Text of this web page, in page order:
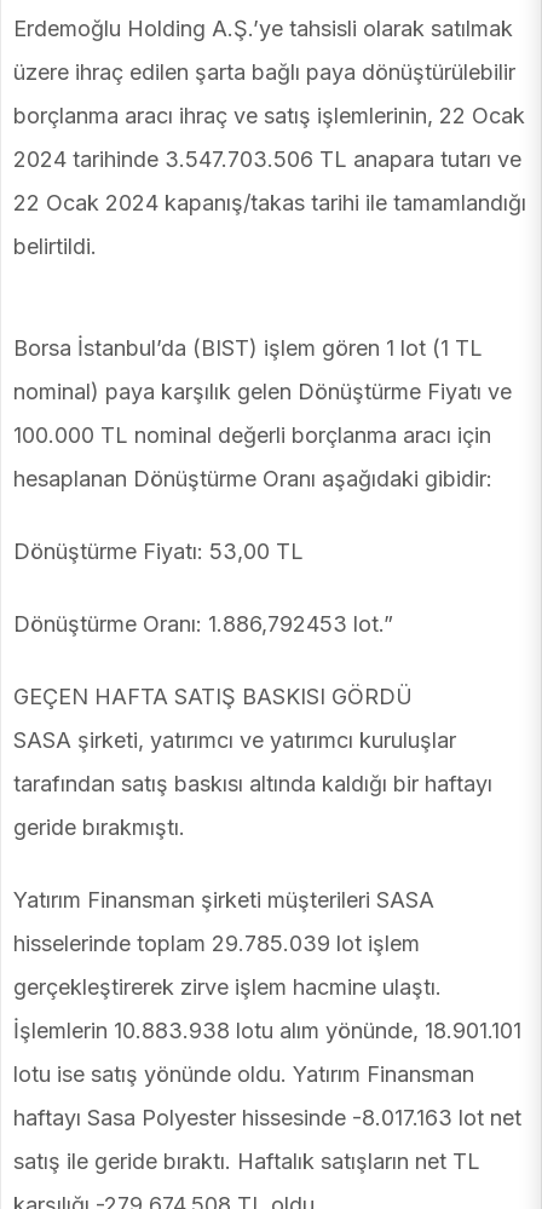
Erdemoğlu Holding A.Ş.’ye tahsisli olarak satılmak
üzere ihraç edilen şarta bağlı paya dönüştürülebilir
borçlanma aracı ihraç ve satış işlemlerinin, 22 Ocak
2024 tarihinde 3.547.703.506 TL anapara tutarı ve
22 Ocak 2024 kapanış/takas tarihi ile tamamlandığı
belirtildi.
Borsa İstanbul’da (BIST) işlem gören 1 lot (1 TL
nominal) paya karşılık gelen Dönüştürme Fiyatı ve
100.000 TL nominal değerli borçlanma aracı için
hesaplanan Dönüştürme Oranı aşağıdaki gibidir:
Dönüştürme Fiyatı: 53,00 TL
Dönüştürme Oranı: 1.886,792453 lot.”
GEÇEN HAFTA SATIŞ BASKISI GÖRDÜ
SASA şirketi, yatırımcı ve yatırımcı kuruluşlar
tarafından satış baskısı altında kaldığı bir haftayı
geride bırakmıştı.
Yatırım Finansman şirketi müşterileri SASA
hisselerinde toplam 29.785.039 lot işlem
gerçekleştirerek zirve işlem hacmine ulaştı.
İşlemlerin 10.883.938 lotu alım yönünde, 18.901.101
lotu ise satış yönünde oldu. Yatırım Finansman
haftayı Sasa Polyester hissesinde -8.017.163 lot net
satış ile geride bıraktı. Haftalık satışların net TL